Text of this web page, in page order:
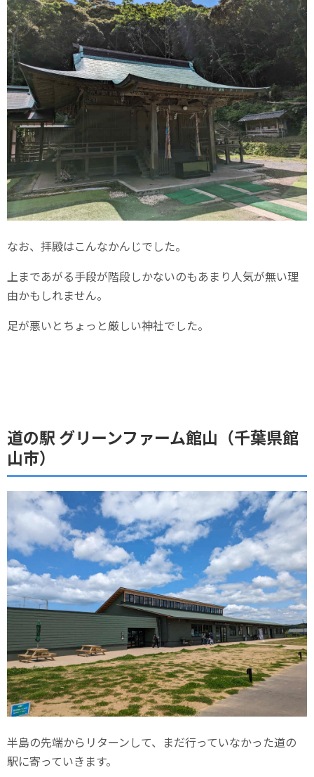
なお、拝殿はこんなかんじでした。
上まであがる手段が階段しかないのもあまり人気が無い理
由かもしれません。
足が悪いとちょっと厳しい神社でした。
道の駅 グリーンファーム館山（千葉県館
山市）
半島の先端からリターンして、まだ行っていなかった道の
駅に寄っていきます。